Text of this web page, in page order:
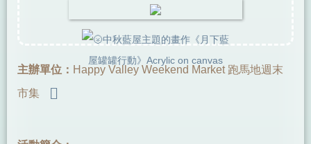
主辦單位： Happy Valley Weekend Market 跑馬地週末
市集